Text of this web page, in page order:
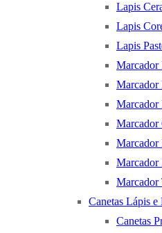
Lapis
Lapis
Lapis
Marcador
Marcador
Marcador
Marcador
Marcador
Marcador
Marcador
Canetas Lápis e
Canetas